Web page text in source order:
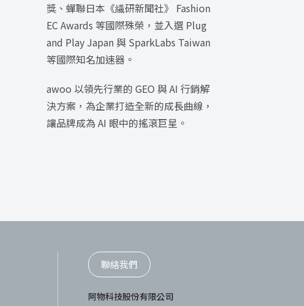
獎、蟬聯日本《繊研新聞社》 Fashion
EC Awards 等國際殊榮，並入選 Plug
and Play Japan 與 SparkLabs Taiwan
等國際知名加速器。
awoo 以領先行業的 GEO 與 AI 行銷解
決方案，為企業打造全新的成長曲線，
讓品牌成為 AI 眼中的搖滾巨星。
聯絡我們
阿物科技股份有限公司